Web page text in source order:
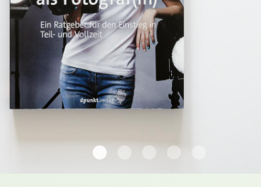
20170713 151759 Buchreview
20170713 151915
20170713 151953
20170713